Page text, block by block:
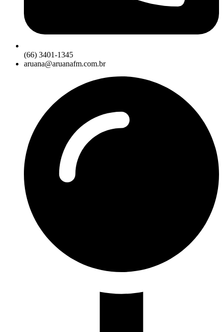
(66) 3401-1345
aruana@aruanafm.com.br